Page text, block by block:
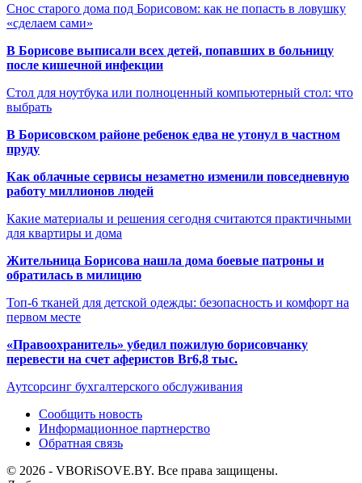
Снос старого дома под Борисовом: как не попасть в ловушку
«сделаем сами»
В Борисове выписали всех детей, попавших в больницу
после кишечной инфекции
Стол для ноутбука или полноценный компьютерный стол: что
выбрать
В Борисовском районе ребенок едва не утонул в частном
пруду
Как облачные сервисы незаметно изменили повседневную
работу миллионов людей
Какие материалы и решения сегодня считаются практичными
для квартиры и дома
Жительница Борисова нашла дома боевые патроны и
обратилась в милицию
Топ-6 тканей для детской одежды: безопасность и комфорт на
первом месте
«Правоохранитель» убедил пожилую борисовчанку
перевести на счет аферистов Br6,8 тыс.
Аутсорсинг бухгалтерского обслуживания
Сообщить новость
Информационное партнерство
Обратная связь
© 2026 - VBORiSOVE.BY. Все права защищены.